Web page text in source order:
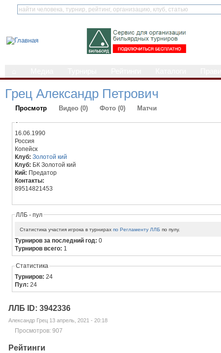
Грец Александр Петрович
Просмотр Видео (0) Фото (0) Матчи
-
16.06.1990
Россия
Копейск
Клуб:Золотой кий
Клуб: БК Золотой кий
Кий: Предатор
Контакты:
89514821453
ЛЛБ - пул
Статистика участия игрока в турнирахпо Регламенту ЛЛБ по пулу.
Турниров за последний год:0
Турниров всего: 1
Статистика
Турниров:24
Пул:24
ЛЛБ ID: 3942336
Александр Грец 13 апрель, 2021 - 20:18
Просмотров: 907
Рейтинги